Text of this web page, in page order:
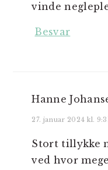
vinde
Besvar
Hanne
27. januar 2024 kl.
Stort tillykke
ved hvor